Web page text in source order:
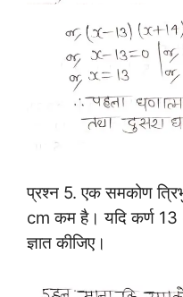
प्रश्न 5.एक समकोण
cm कम है। यदि कर्ण 13
ज्ञात कीजिए।